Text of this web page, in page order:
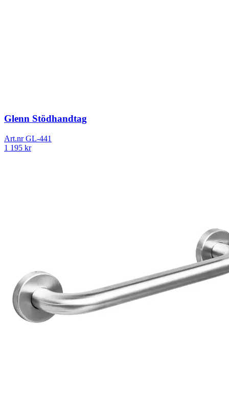
Glenn Stödhandtag
Art.nrGL-441
1 195 kr